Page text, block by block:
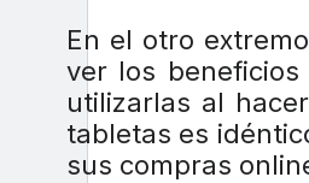
En el otro
ver los
utilizarlas al
tabletas es
sus compras